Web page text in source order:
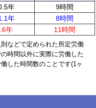
年
9時間
年
8時間
年 11時間
などで定められた所定労働
時間以外に実際に労働した
した時間数のことです(1ヶ